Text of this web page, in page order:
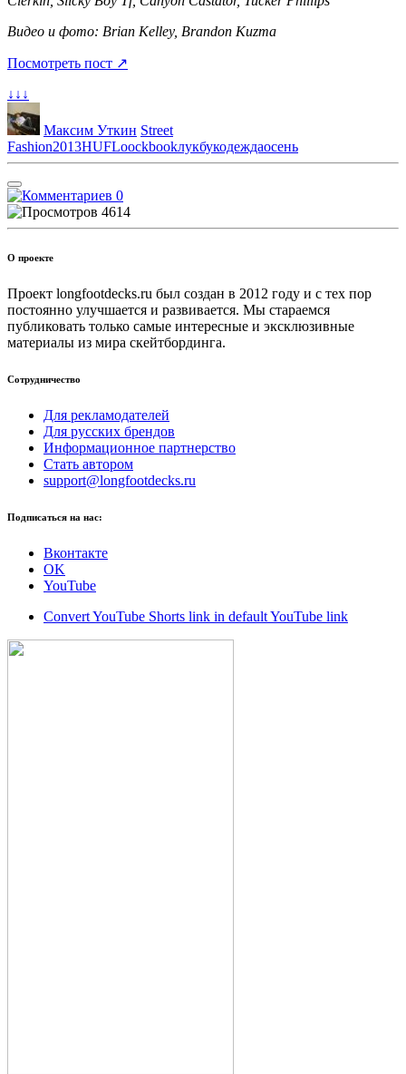
Видео и фото: Brian Kelley, Brandon Kuzma
Посмотреть пост ↗
↓↓↓
Максим Уткин Street
Fashion2013HUFLoockbookлукбукодеждаосень
0
4614
О проекте
Проект longfootdecks.ru был создан в 2012 году и с тех пор
постоянно улучшается и развивается. Мы стараемся
публиковать только самые интересные и эксклюзивные
материалы из мира скейтбординга.
Сотрудничество
Для рекламодателей
Для русских брендов
Информационное партнерство
Стать автором
support@longfootdecks.ru
Подписаться на нас:
Вконтакте
OK
YouTube
Convert YouTube Shorts link in default YouTube link